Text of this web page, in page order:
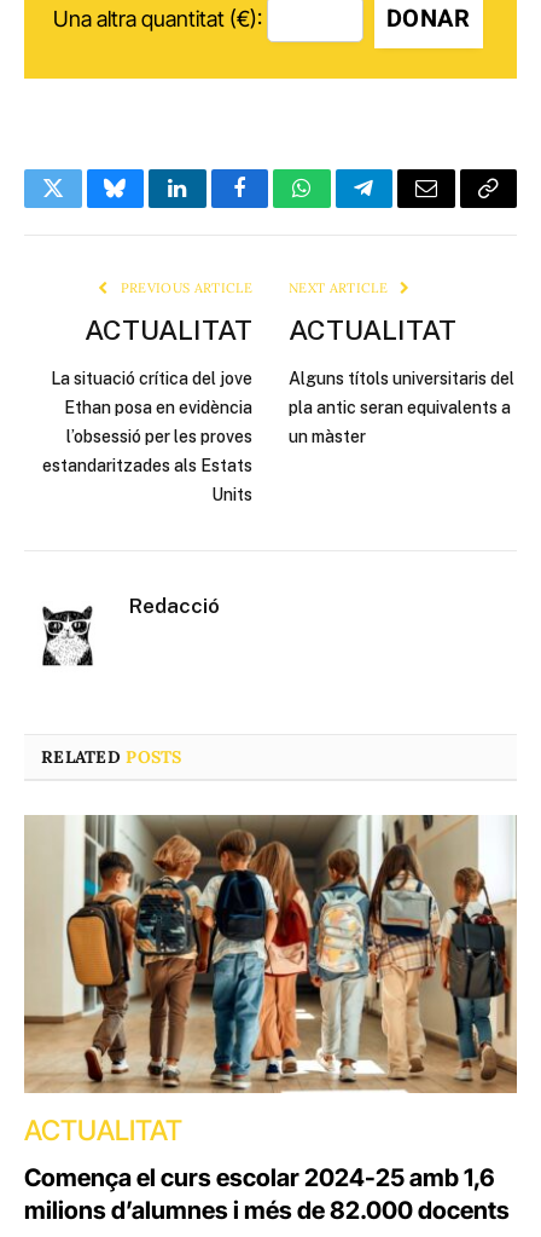
Una altra quantitat (€): DONAR
TwitterBlueskyLinkedInFacebookWhatsAppTelegramEmail Copy
PREVIOUS ARTICLE
ACTUALITAT
La situació crítica del jove
Ethan posa en evidència
l’obsessió per les proves
estandaritzades als Estats
Units
NEXT ARTICLE
ACTUALITAT
Alguns títols universitaris del
pla antic seran equivalents a
un màster
Redacció
RELATEDPOSTS
ACTUALITAT
Comença el curs escolar 2024-25 amb 1,6
milions d’alumnes i més de 82.000 docents